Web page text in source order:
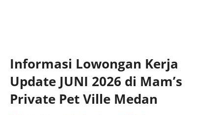
Informasi Lowongan Kerja
Update JUNI 2026 di Mam’s
Private Pet Ville Medan